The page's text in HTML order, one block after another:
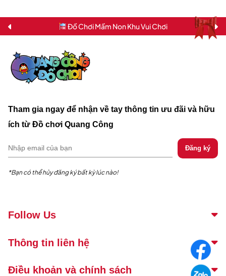
Đồ Chơi Mầm Non Khu Vui Chơi
Tham gia ngay để nhận về tay thông tin ưu đãi và hữu
ích từ Đồ chơi Quang Công
*Bạn có thể hủy đăng ký bất kỳ lúc nào!
Follow Us
Thông tin liên hệ
Điều khoản và chính sách